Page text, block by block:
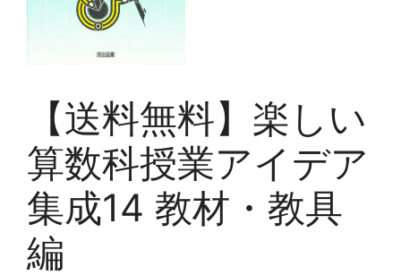
【送料無料】楽しい
算数科授業アイデア
集成14 教材・教具
編